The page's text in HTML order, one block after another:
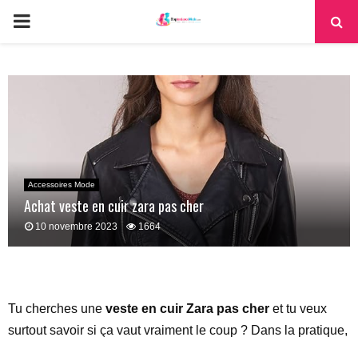
PRIMARY
Accessoires Mode
Achat veste en cuir zara pas cher
10 novembre 2023 1664
Tu cherches une veste en cuir Zara pas cher et tu veux
surtout savoir si ça vaut vraiment le coup ? Dans la pratique,